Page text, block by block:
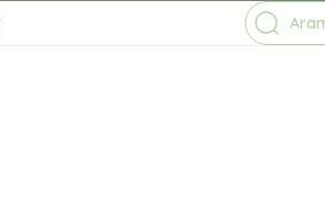
1-7 İŞ
TÜM